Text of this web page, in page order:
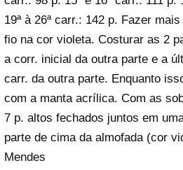
19ª à 26ª carr.: 142 p. Fazer
fio na cor violeta. Costurar as 2
a corr. inicial da outra parte e a
carr. da outra parte. Enquanto
com a manta acrílica. Com as
7 p. altos fechados juntos em
parte de cima da almofada (cor
Mendes